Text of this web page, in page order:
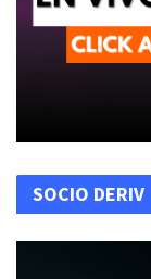
SOCIO DERIV